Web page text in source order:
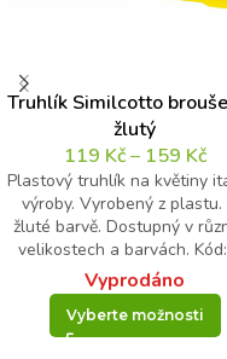
Truhlík Similcotto
žlutý
119 Kč– 159 Kč
Plastový truhlík na květiny
výroby. Vyrobený z plastu.
žluté barvě. Dostupný v
velikostech a barvách.
Vyprodáno
Vyberte možnosti